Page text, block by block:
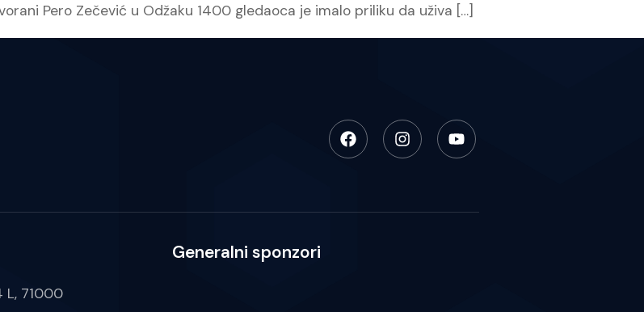
Pero Zečević u Odžaku 1400 gledaoca je imalo priliku da uživa […]
L, 71000
Generalni sponzori